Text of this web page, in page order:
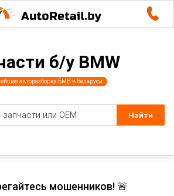
б/у BMW
авторазборка БМВ в Беларуси
мошенников! 🚨